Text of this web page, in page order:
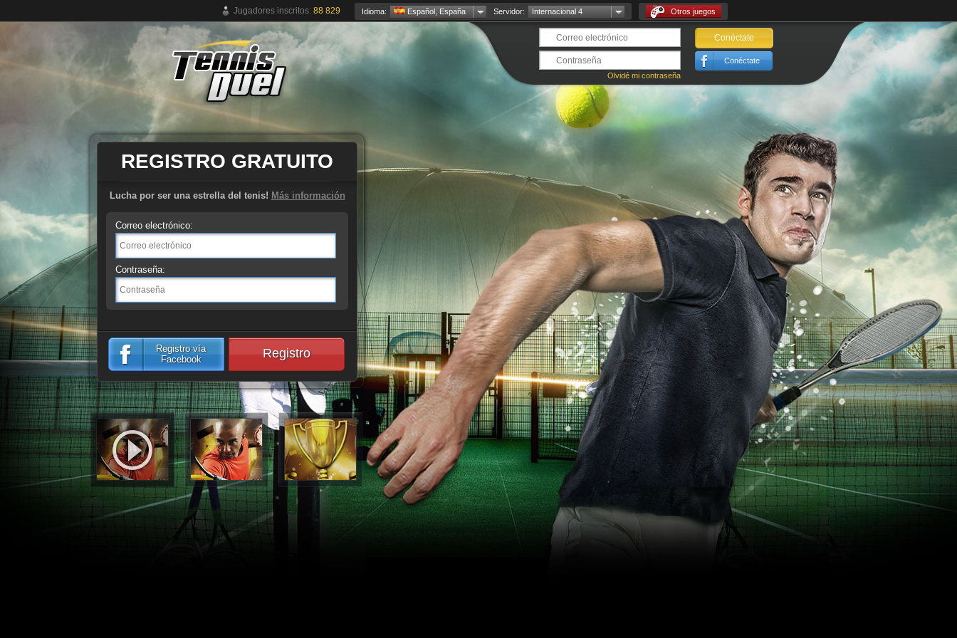
Jugadores inscritos: 88 829 Idioma: Español, España Servidor: Internacional 4 Otros juegos
Olvidé mi contraseña
Conéctate
Conéctate
REGISTRO GRATUITO
Lucha por ser una estrella del tenis! Más información
Correo electrónico:
Contraseña:
Registro vía
Facebook
Registro